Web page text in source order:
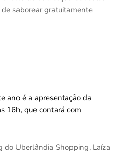
saborear gratuitamente
ano é a apresentação da
16h, que contará com
do Uberlândia Shopping, Laíza